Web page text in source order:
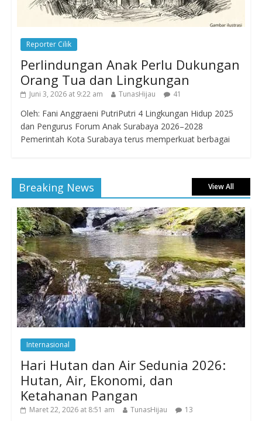
Reporter Cilik
Perlindungan Anak Perlu Dukungan
Orang Tua dan Lingkungan
Juni 3, 2026 at 9:22 am TunasHijau 41
Oleh: Fani Anggraeni PutriPutri 4 Lingkungan Hidup 2025
dan Pengurus Forum Anak Surabaya 2026–2028
Pemerintah Kota Surabaya terus memperkuat berbagai
Breaking News View All
Internasional
Hari Hutan dan Air Sedunia 2026:
Hutan, Air, Ekonomi, dan
Ketahanan Pangan
Maret 22, 2026 at 8:51 am TunasHijau 13